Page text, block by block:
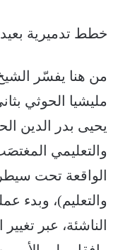
خطط تدميرية
من هنا يفسّر
مليشيا الحوثي
يحيى بدر الدين
والتعليمي
الواقعة تحت
والتعليم)، وبدء
الناشئة، عبر